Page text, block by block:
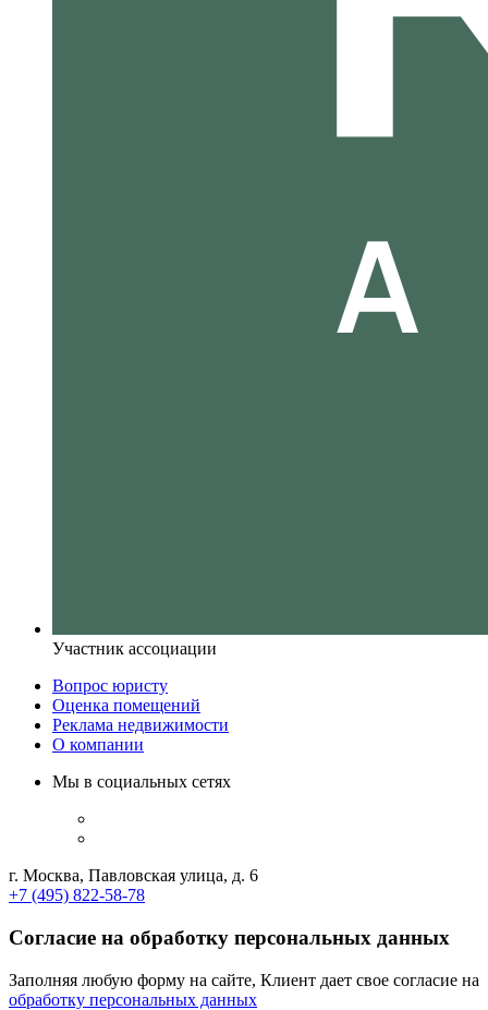
Участник ассоциации
Вопрос юристу
Оценка помещений
Реклама недвижимости
О компании
Мы в социальных сетях
г. Москва, Павловская улица, д. 6
+7 (495) 822-58-78
Согласие на обработку персональных данных
Заполняя любую форму на сайте, Клиент дает свое согласие на
обработку персональных данных